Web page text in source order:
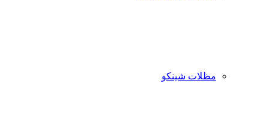
مظلات شينكو